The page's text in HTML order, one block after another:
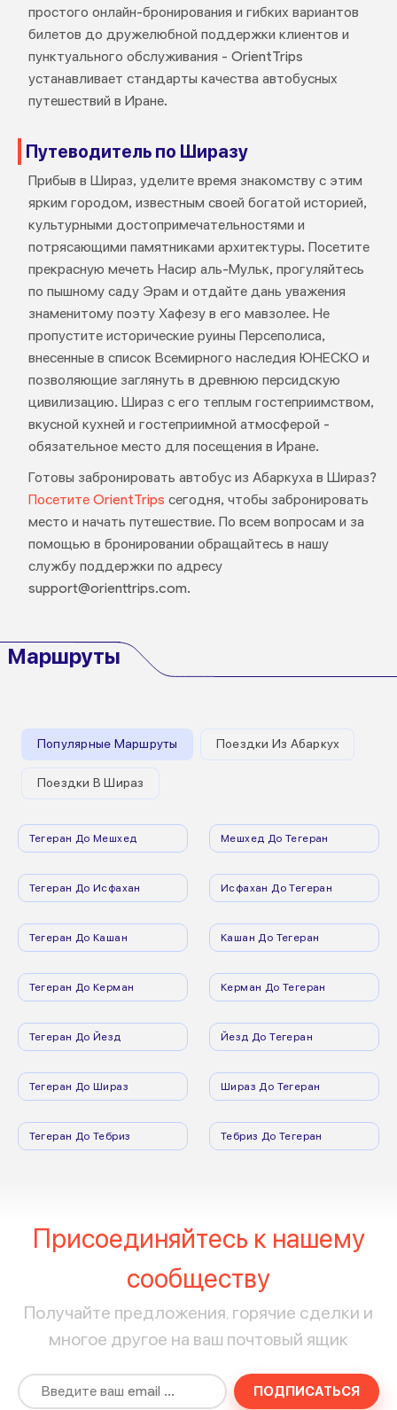
простого онлайн-бронирования и гибких вариантов
билетов до дружелюбной поддержки клиентов и
пунктуального обслуживания - OrientTrips
устанавливает стандарты качества автобусных
путешествий в Иране.
Путеводитель по Ширазу
Прибыв в Шираз, уделите время знакомству с этим
ярким городом, известным своей богатой историей,
культурными достопримечательностями и
потрясающими памятниками архитектуры. Посетите
прекрасную мечеть Насир аль-Мульк, прогуляйтесь
по пышному саду Эрам и отдайте дань уважения
знаменитому поэту Хафезу в его мавзолее. Не
пропустите исторические руины Персеполиса,
внесенные в список Всемирного наследия ЮНЕСКО и
позволяющие заглянуть в древнюю персидскую
цивилизацию. Шираз с его теплым гостеприимством,
вкусной кухней и гостеприимной атмосферой -
обязательное место для посещения в Иране.
Готовы забронировать автобус из Абаркуха в Шираз?
Посетите OrientTrips сегодня, чтобы забронировать
место и начать путешествие. По всем вопросам и за
помощью в бронировании обращайтесь в нашу
службу поддержки по адресу
support@orienttrips.com.
Маршруты
Популярные Маршруты Поездки Из Абаркух
Поездки В Шираз
Тегеран До Мешхед Мешхед До Тегеран
Тегеран До Исфахан Исфахан До Тегеран
Тегеран До Кашан Кашан До Тегеран
Тегеран До Керман Керман До Тегеран
Тегеран До Йезд Йезд До Тегеран
Тегеран До Шираз Шираз До Тегеран
Тегеран До Тебриз Тебриз До Тегеран
Присоединяйтесь к нашему
сообществу
Получайте предложения, горячие сделки и
многое другое на ваш почтовый ящик
ПОДПИСАТЬСЯ